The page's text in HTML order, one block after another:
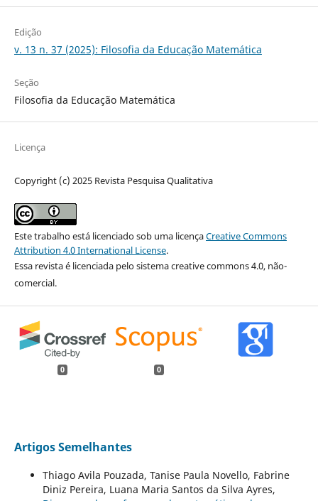
Edição
v. 13 n. 37 (2025): Filosofia da Educação Matemática
Seção
Filosofia da Educação Matemática
Licença
Copyright (c) 2025 Revista Pesquisa Qualitativa
Este trabalho está licenciado sob uma licençaCreative Commons
Attribution 4.0 International License.
Essa revista é licenciada pelo sistema creative commons 4.0, não-
comercial.
0 0
Artigos Semelhantes
Thiago Avila Pouzada, Tanise Paula Novello, Fabrine
Diniz Pereira, Luana Maria Santos da Silva Ayres,